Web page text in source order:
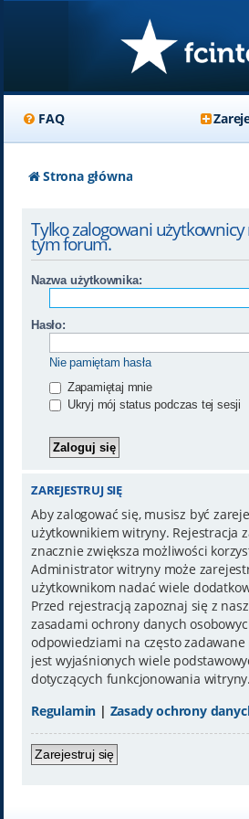
FAQ
Strona główna
Tylko zalogowani
tym forum.
Nazwa użytkownika:
Hasło:
Nie pamiętam hasła
Zapamiętaj mnie
Ukryj mój status podczas tej sesji
ZAREJESTRUJ SIĘ
Aby zalogować się, musisz być
użytkownikiem witryny. Rejestracja
znacznie zwiększa możliwości
Administrator witryny może
użytkownikom nadać wiele
Przed rejestracją zapoznaj się z
zasadami ochrony danych
odpowiedziami na często zadawane
jest wyjaśnionych wiele
dotyczących funkcjonowania witryny.
Regulamin | Zasady ochrony
Zarejestruj się